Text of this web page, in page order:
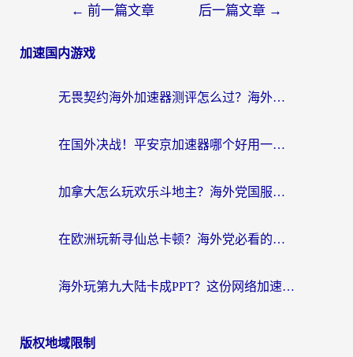
← 前一篇文章 后一篇文章 →
加速国内游戏
无畏契约海外加速器测评怎么过？海外玩家亲测实用指南（附小众技巧）
在国外决战！平安京加速器哪个好用一点？老玩家亲测番茄加速器全解析
加拿大怎么玩欢乐斗地主？海外党国服游戏加速终极指南（附绝地求生未来之役300英雄实测）
在欧洲玩新寻仙总卡顿？海外党必看的国服游戏加速全攻略
海外玩第九大陆卡成PPT？这份网络加速指南帮你丝滑上分
版权地域限制